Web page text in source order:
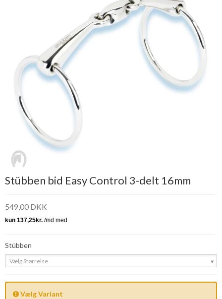
Stübben bid Easy Control 3-delt 16mm
549,00 DKK
Stübben
Vælg Størrelse
Vælg Variant